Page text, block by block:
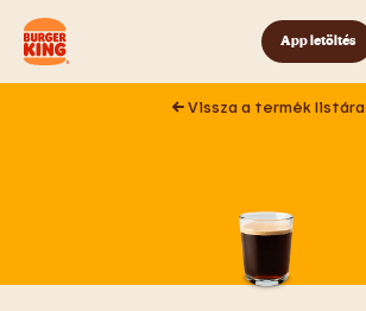
Tovább a tartalomhoz
App letöltés
Vissza a termék listára